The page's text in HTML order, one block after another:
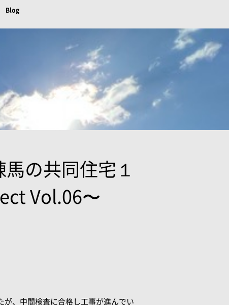
Blog
の共同住宅１
Vol.06〜
、中間検査に合格し工事が進んでい